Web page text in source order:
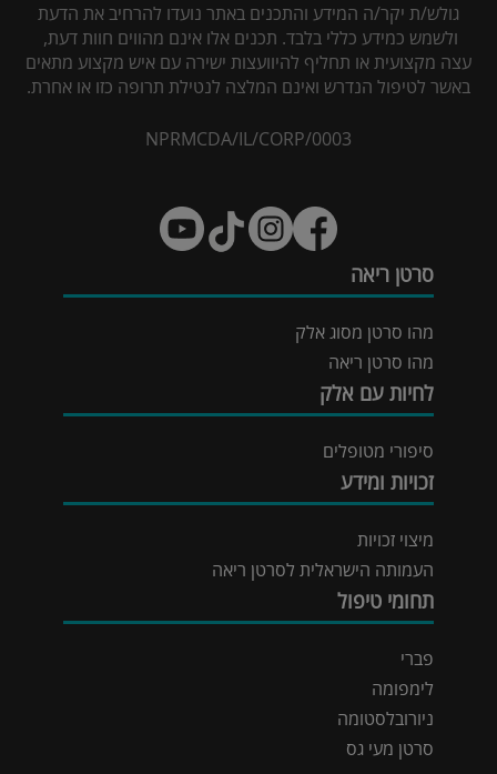
גולש/ת יקר/ה המידע והתכנים באתר נועדו להרחיב את הדעת
ולשמש כמידע כללי בלבד. תכנים אלו אינם מהווים חוות דעת,
עצה מקצועית או תחליף להיוועצות ישירה עם איש מקצוע מתאים
באשר לטיפול הנדרש ואינם המלצה לנטילת תרופה כזו או אחרת.
NPRMCDA/IL/CORP/0003
סרטן ריאה
מהו סרטן מסוג אלק
מהו סרטן ריאה
לחיות עם אלק
סיפורי מטופלים
זכויות ומידע
מיצוי זכויות
העמותה הישראלית לסרטן ריאה
תחומי טיפול
פברי
לימפומה
ניורובלסטומה
סרטן מעי גס